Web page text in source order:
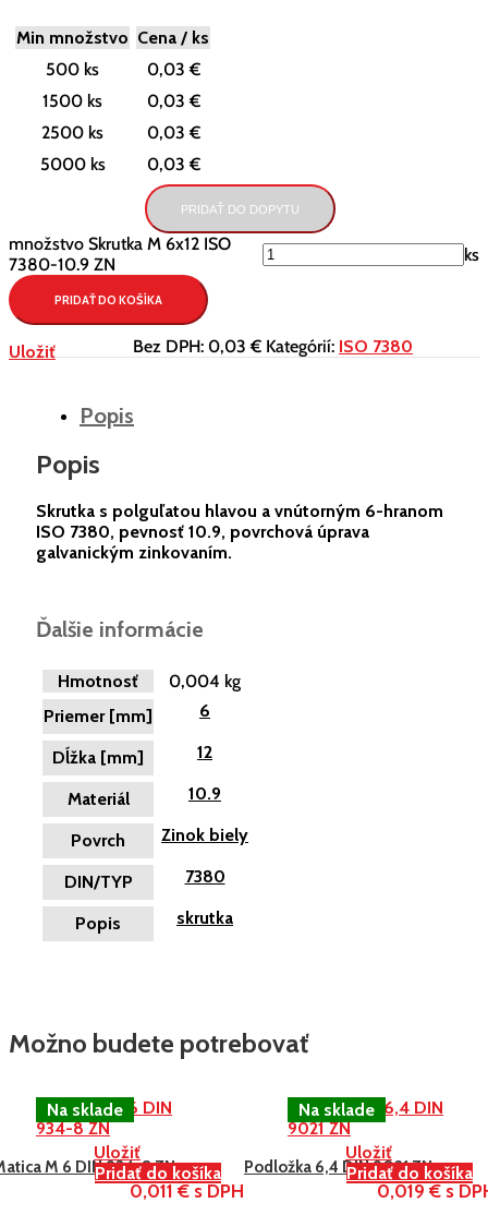
Min množstvo Cena / ks
500 ks
0,03 €
1500 ks
0,03 €
2500 ks
0,03 €
5000 ks
0,03 €
PRIDAŤ DO DOPYTU
množstvo Skrutka M 6x12 ISO
7380-10.9 ZN
ks
PRIDAŤ DO KOŠÍKA
Uložiť Bez DPH: 0,03 € Kategórií: ISO 7380
Popis
Popis
Skrutka s polguľatou hlavou a vnútorným 6-hranom
ISO 7380, pevnosť 10.9, povrchová úprava
galvanickým zinkovaním.
Ďalšie informácie
Hmotnosť
0,004 kg
Priemer [mm]
6
Dĺžka [mm] 12
Materiál 10.9
Povrch Zinok biely
DIN/TYP 7380
Popis skrutka
Možno budete potrebovať
Uložiť
Pridať do košíka
M 6 DIN 934-8 ZN
0,011 € s DPH
Uložiť
Pridať do košíka
Podložka 6,4 DIN 9021 ZN
0,019 € s